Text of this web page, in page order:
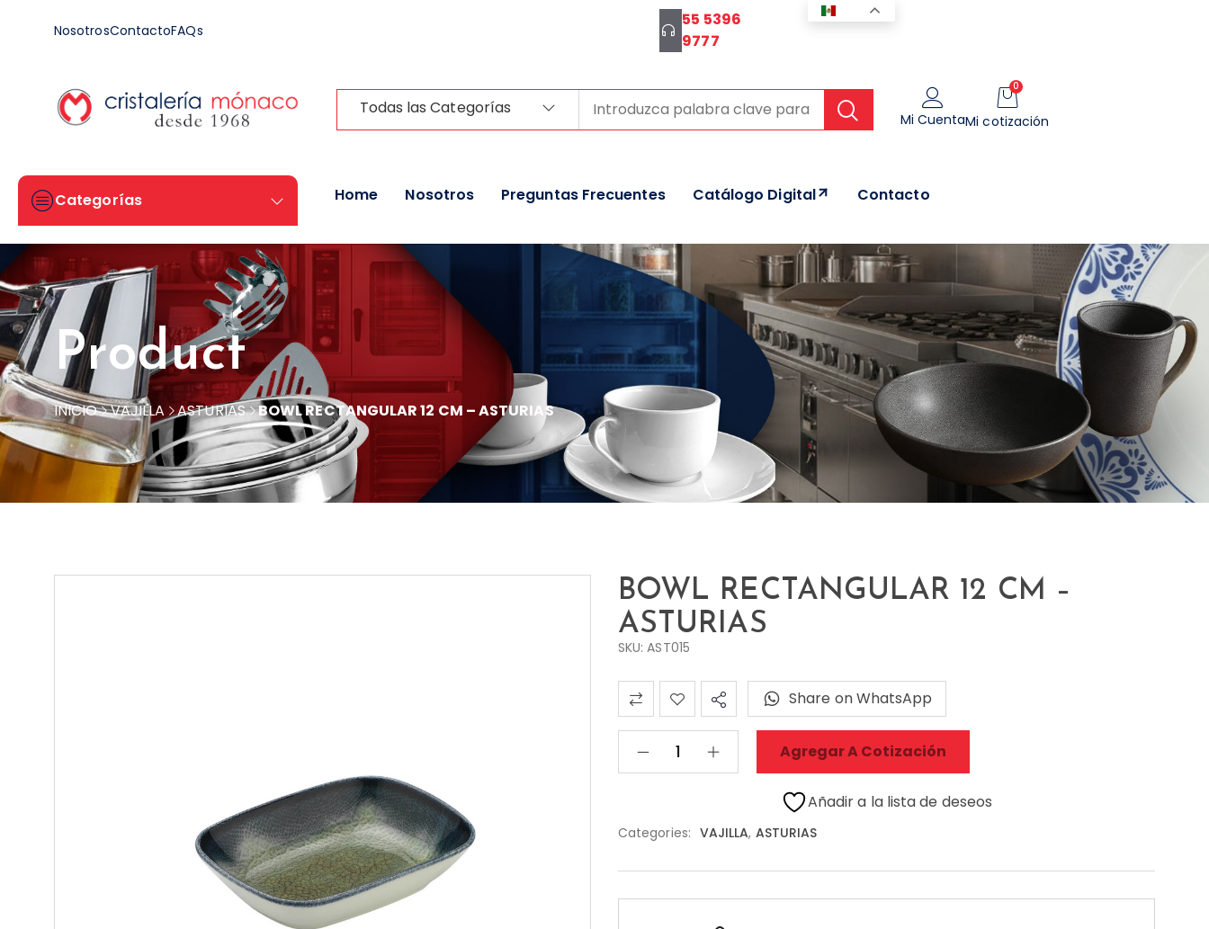
NosotrosContactoFAQs
55 5396
9777
Todas las Categorías
Mi Cuenta
0
Mi cotización
Categorías Home Nosotros Preguntas Frecuentes Catálogo Digital Contacto
Product
INICIO VAJILLA ASTURIAS BOWL RECTANGULAR 12 CM – ASTURIAS
BOWL RECTANGULAR 12 CM –
ASTURIAS
SKU: AST015
Agregar A Cotización
Share on WhatsApp
Añadir a la lista de deseos
Categories: VAJILLA, ASTURIAS